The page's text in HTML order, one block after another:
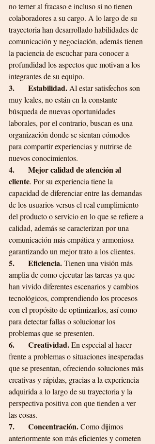
no temer al fracaso e incluso si no tienen
colaboradores a su cargo. A lo largo de su
trayectoria han desarrolladohabilidades de
comunicación y negociación, además tienen
la paciencia de escuchar para conocer a
profundidad los aspectos que motivan a los
integrantes de su equipo.
3.       Estabilidad. Al estar satisfechos son
muy leales, no están en la constante
búsqueda de nuevas oportunidades
laborales, por el contrario, buscan es una
organización donde se sientan cómodos
para compartir experiencias y nutrirse de
nuevos conocimientos.
4.       Mejor calidad de atención al
cliente. Por su experiencia tiene la
capacidad de diferenciar entre las demandas
de los usuarios versus el real cumplimiento
del producto o servicio en lo que se refiere a
calidad, además se caracterizan por una
comunicación más empática y armoniosa
garantizando un mejor trato a los clientes.
5.       Eficiencia. Tienen una visión más
amplia de como ejecutar las tareas ya que
han vivido diferentes escenarios y cambios
tecnológicos, comprendiendolosprocesos
con el propósito de optimizarlos, así como
para detectar fallas o solucionar los
problemas que se presenten.
6.       Creatividad. En especial al hacer
frente a problemas o situaciones inesperadas
que se presentan, ofreciendo soluciones más
creativas y rápidas, gracias a la experiencia
adquirida a lo largo de su trayectoria y la
perspectiva positiva con que tienden a ver
las cosas.
7.       Concentración. Como dijimos
anteriormente son más eficientes y cometen